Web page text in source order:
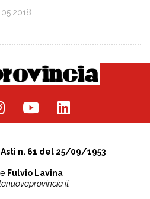
n. 61 del 25/09/1953
Fulvio Lavina